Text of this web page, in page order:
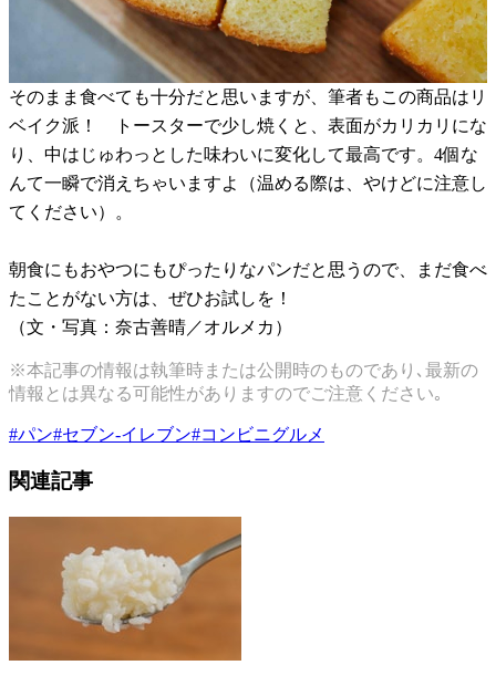
そのまま食べても十分だと思いますが、筆者もこの商品はリ
ベイク派！ トースターで少し焼くと、表面がカリカリにな
り、中はじゅわっとした味わいに変化して最高です。4個な
んて一瞬で消えちゃいますよ（温める際は、やけどに注意し
てください）。
朝食にもおやつにもぴったりなパンだと思うので、まだ食べ
たことがない方は、ぜひお試しを！
（文・写真：奈古善晴／オルメカ）
※本記事の情報は執筆時または公開時のものであり､最新の
情報とは異なる可能性がありますのでご注意ください｡
#パン#セブン-イレブン#コンビニグルメ
関連記事